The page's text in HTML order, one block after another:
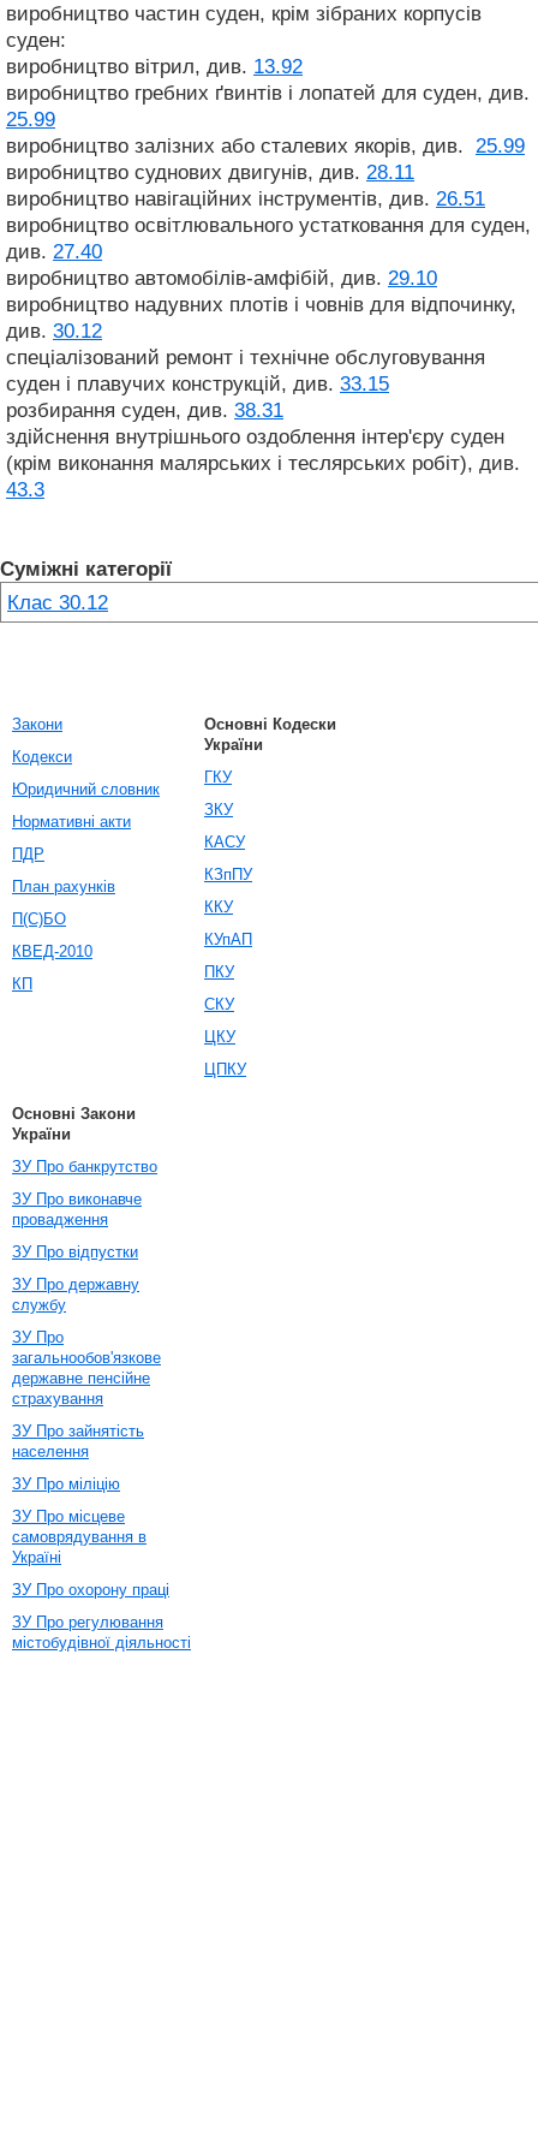
виробництво частин суден, крім зібраних корпусів
суден:
виробництво вітрил, див. 13.92
виробництво гребних ґвинтів і лопатей для суден, див.
25.99
виробництво залізних або сталевих якорів, див. 25.99
виробництво суднових двигунів, див. 28.11
виробництво навігаційних інструментів, див. 26.51
виробництво освітлювального устатковання для суден,
див. 27.40
виробництво автомобілів-амфібій, див. 29.10
виробництво надувних плотів і човнів для відпочинку,
див. 30.12
спеціалізований ремонт і технічне обслуговування
суден і плавучих конструкцій, див. 33.15
розбирання суден, див. 38.31
здійснення внутрішнього оздоблення інтер'єру суден
(крім виконання малярських і теслярських робіт), див.
43.3
Суміжні категорії
Клас 30.12
Закони
Кодекси
Юридичний словник
Нормативні акти
ПДР
План рахунків
П(С)БО
КВЕД-2010
КП
Основні Кодески
України
ГКУ
ЗКУ
КАСУ
КЗпПУ
ККУ
КУпАП
ПКУ
СКУ
ЦКУ
ЦПКУ
Основні Закони
України
ЗУ Про банкрутство
ЗУ Про виконавче
провадження
ЗУ Про відпустки
ЗУ Про державну
службу
ЗУ Про
загальнообов'язкове
державне пенсійне
страхування
ЗУ Про зайнятість
населення
ЗУ Про міліцію
ЗУ Про місцеве
самоврядування в
Україні
ЗУ Про охорону праці
ЗУ Про регулювання
містобудівної діяльності